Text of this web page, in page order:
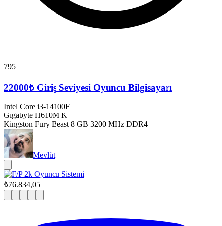
795
22000₺ Giriş Seviyesi Oyuncu Bilgisayarı
Intel Core i3-14100F
Gigabyte H610M K
Kingston Fury Beast 8 GB 3200 MHz DDR4
Mevlüt
₺76.834,05